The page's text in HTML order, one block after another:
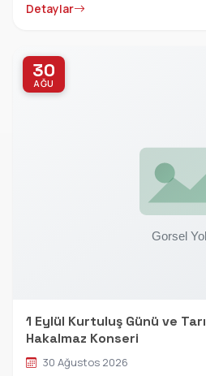
Detaylar
30
AĞU
1 Eylül Kurtuluş Günü ve
Hakalmaz Konseri
30 Ağustos 2026